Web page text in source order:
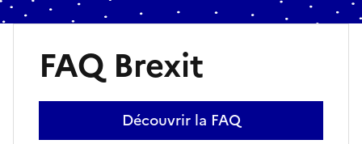
FAQ Brexit
Découvrir la FAQ